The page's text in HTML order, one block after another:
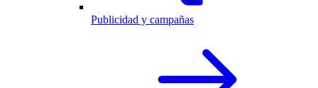
Publicidad y campañas